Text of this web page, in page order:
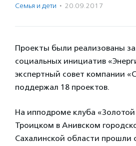
Семья и дети · 20.09.2017
Проекты были реализованы
социальных инициатив
экспертный совет компании
поддержал 18 проектов.
На ипподроме клуба «Золотой
Троицком в Анивском
Сахалинской области прошли